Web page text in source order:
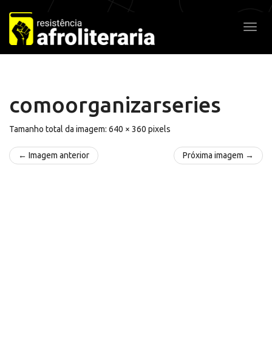
Pular
para
o
conteúdo
comoorganizarseries
Tamanho total da imagem: 640 × 360 pixels
← Imagem anterior Próxima imagem →